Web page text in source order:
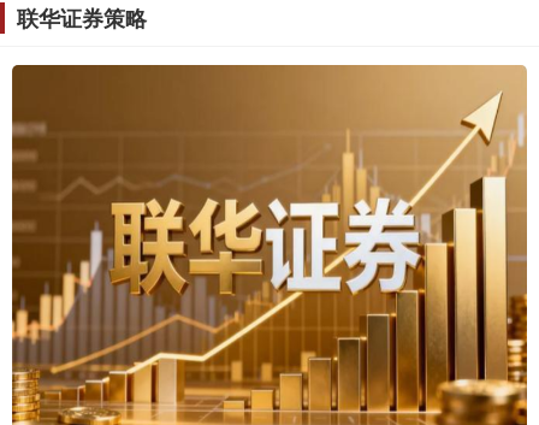
联华证券策略